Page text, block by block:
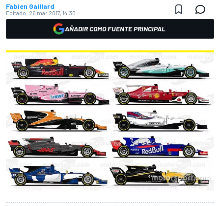
Fabien Gaillard
Editado: 26 mar 2017, 14:30
AÑADIR COMO FUENTE PRINCIPAL